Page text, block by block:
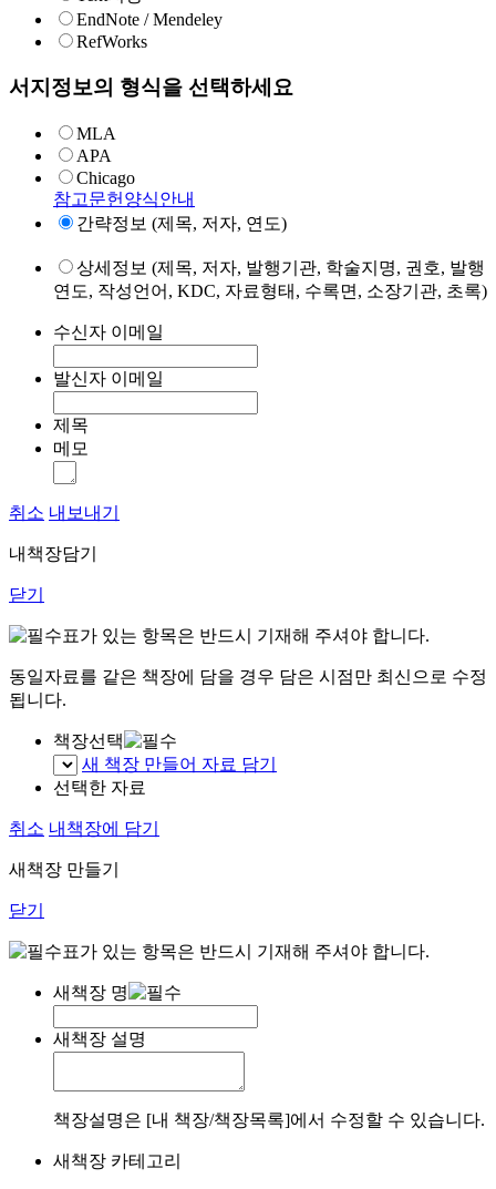
EndNote / Mendeley
RefWorks
서지정보의 형식을 선택하세요
MLA
APA
Chicago
참고문헌양식안내
간략정보 (제목, 저자, 연도)
상세정보 (제목, 저자, 발행기관, 학술지명, 권호, 발행
연도, 작성언어, KDC, 자료형태, 수록면, 소장기관, 초록)
수신자 이메일
발신자 이메일
제목
메모
취소 내보내기
내책장담기
닫기
표가 있는 항목은 반드시 기재해 주셔야 합니다.
동일자료를 같은 책장에 담을 경우 담은 시점만 최신으로 수정
됩니다.
책장선택
새 책장 만들어 자료 담기
선택한 자료
취소 내책장에 담기
새책장 만들기
닫기
표가 있는 항목은 반드시 기재해 주셔야 합니다.
새책장 명
새책장 설명
책장설명은 [내 책장/책장목록]에서 수정할 수 있습니다.
새책장 카테고리